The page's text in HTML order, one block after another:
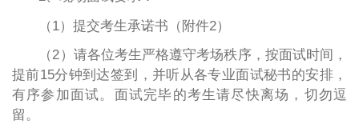
（1）提交考生承诺书（附件2）
（2）请各位考生严格遵守考场秩序，按面试时间，
提前15分钟到达签到，并听从各专业面试秘书的安排，
有序参加面试。面试完毕的考生请尽快离场，切勿逗
留。